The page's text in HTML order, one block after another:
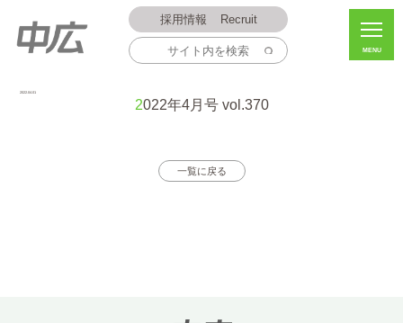
採用情報 Recruit
MENU
2022.04.01
2022年4月号 vol.370
一覧に戻る